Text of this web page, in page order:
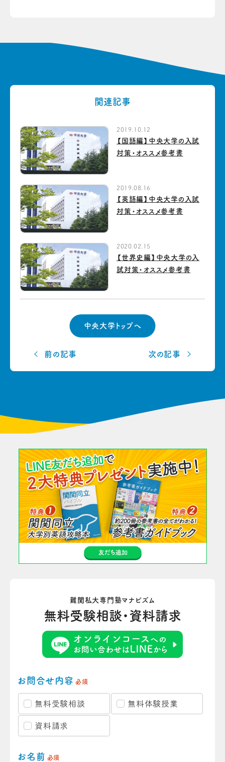
関連記事
2019.10.12
【国語編】中央大学の入試
対策・オススメ参考書
2019.08.16
【英語編】中央大学の入試
対策・オススメ参考書
2020.02.15
【世界史編】中央大学の入
試対策・オススメ参考書
前の記事
中央大学トップへ
次の記事
難関私大専門塾マナビズム
無料受験相談・資料請求
お問合せ内容 必須
無料受験相談 無料体験授業
資料請求
お名前 必須